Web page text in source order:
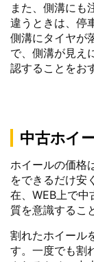
また、側溝にも
違うときは、停
側溝にタイヤが
で、側溝が見え
認することをお
中古ホイ
ホイールの価格
をできるだけ安
在、WEB上で中
質を意識するこ
割れたホイール
す。一度でも割